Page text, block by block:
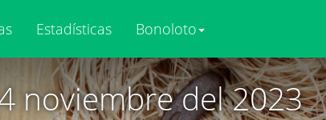
Estadísticas Bonoloto
noviembre del 2023